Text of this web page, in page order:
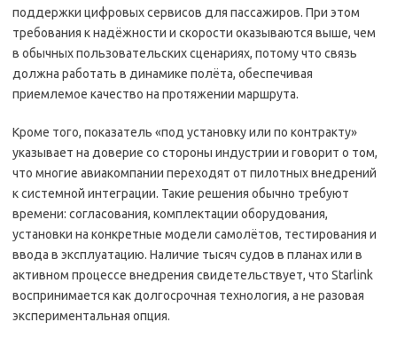
поддержки цифровых сервисов для пассажиров. При этом
требования к надёжности и скорости оказываются выше, чем
в обычных пользовательских сценариях, потому что связь
должна работать в динамике полёта, обеспечивая
приемлемое качество на протяжении маршрута.
Кроме того, показатель «под установку или по контракту»
указывает на доверие со стороны индустрии и говорит о том,
что многие авиакомпании переходят от пилотных внедрений
к системной интеграции. Такие решения обычно требуют
времени: согласования, комплектации оборудования,
установки на конкретные модели самолётов, тестирования и
ввода в эксплуатацию. Наличие тысяч судов в планах или в
активном процессе внедрения свидетельствует, что Starlink
воспринимается как долгосрочная технология, а не разовая
экспериментальная опция.